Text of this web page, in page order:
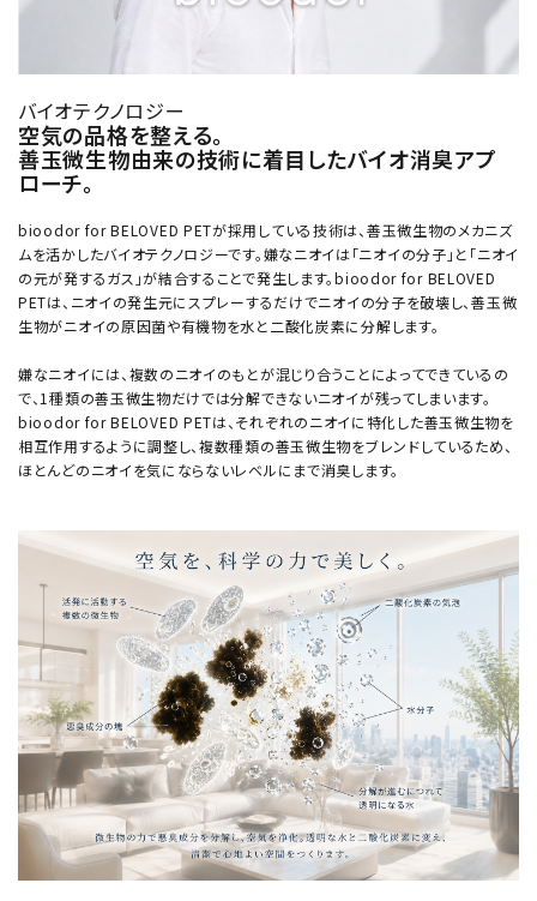
バイオテクノロジー
空気の品格を整える。
善玉微生物由来の技術に着目したバイオ消臭アプ
ローチ。
bioodor for BELOVED PETが採用している技術は、善玉微生物のメカニズ
ムを活かしたバイオテクノロジーです。嫌なニオイは「ニオイの分子」と「ニオイ
の元が発するガス」が結合することで発生します。bioodor for BELOVED
PETは、ニオイの発生元にスプレーするだけでニオイの分子を破壊し、善玉微
生物がニオイの原因菌や有機物を水と二酸化炭素に分解します。
嫌なニオイには、複数のニオイのもとが混じり合うことによってできているの
で、1種類の善玉微生物だけでは分解できないニオイが残ってしまいます。
bioodor for BELOVED PETは、それぞれのニオイに特化した善玉微生物を
相互作用するように調整し、複数種類の善玉微生物をブレンドしているため、
ほとんどのニオイを気にならないレベルにまで消臭します。